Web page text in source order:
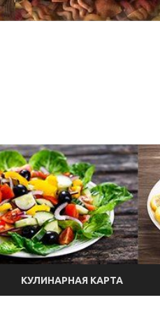
КУЛИНАРНАЯ КАРТА